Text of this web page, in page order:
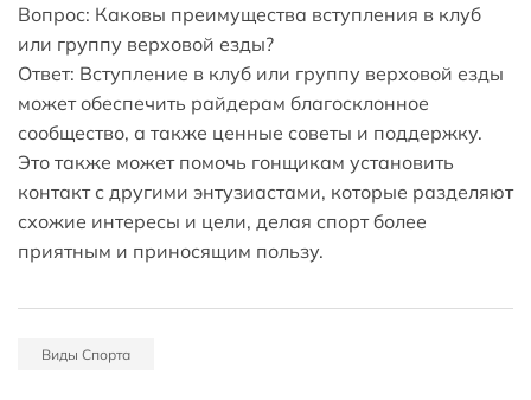
Вопрос: Каковы преимущества вступления в клуб
или группу верховой езды?
Ответ: Вступление в клуб или группу верховой езды
может обеспечить райдерам благосклонное
сообщество, а также ценные советы и поддержку.
Это также может помочь гонщикам установить
контакт с другими энтузиастами, которые разделяют
схожие интересы и цели, делая спорт более
приятным и приносящим пользу.
Виды Спорта